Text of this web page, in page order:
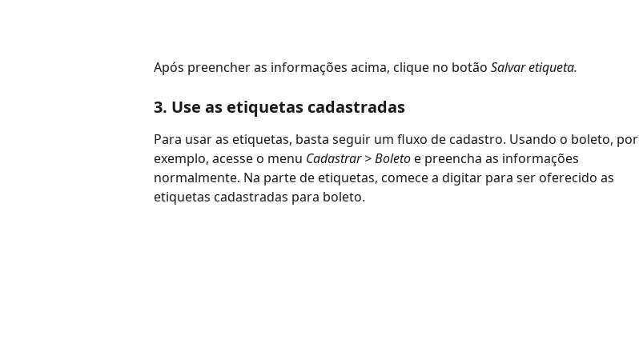
Após preencher as informações acima, clique no botão Salvar etiqueta.
3. Use as etiquetas cadastradas
Para usar as etiquetas, basta seguir um fluxo de cadastro. Usando o boleto, por
exemplo, acesse o menu Cadastrar > Boleto e preencha as informações
normalmente. Na parte de etiquetas, comece a digitar para ser oferecido as
etiquetas cadastradas para boleto.